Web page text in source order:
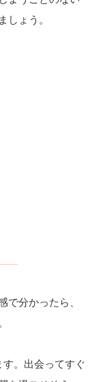
しょう。
で分かったら、
す。出会ってすぐ